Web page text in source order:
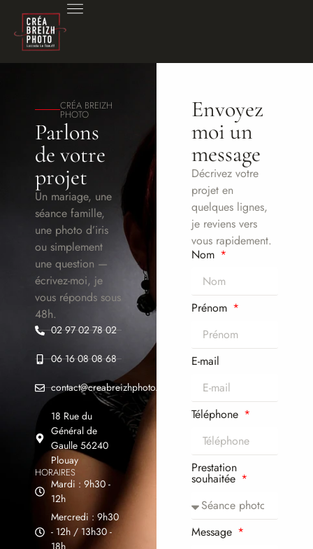
CRÉA BREIZH
PHOTO
Parlons
de votre
projet
Un mariage, une
séance famille,
une photo d’iris
ou simplement
une question —
écrivez-moi, je
vous réponds sous
48h.
02 97 02 78 02
06 16 08 08 68
contact@creabreizhphoto.com
18 Rue du
Général de
Gaulle 56240
Plouay
HORAIRES
Mardi : 9h30 -
12h
Mercredi : 9h30
- 12h / 13h30 -
18h
Envoyez
moi un
message
Décrivez votre
projet en
quelques lignes,
je reviens vers
vous rapidement.
Nom
Prénom
E-mail
Téléphone
Prestation
souhaitée
Message